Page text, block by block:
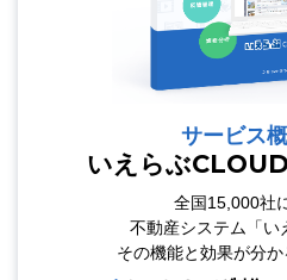
サービス
いえらぶ
全国15,000社
不動産システム「い
その機能と効果が分か